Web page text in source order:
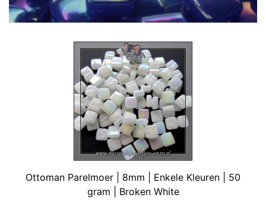
Ottoman Parelmoer | 8mm | Enkele Kleuren | 50
gram | Broken White